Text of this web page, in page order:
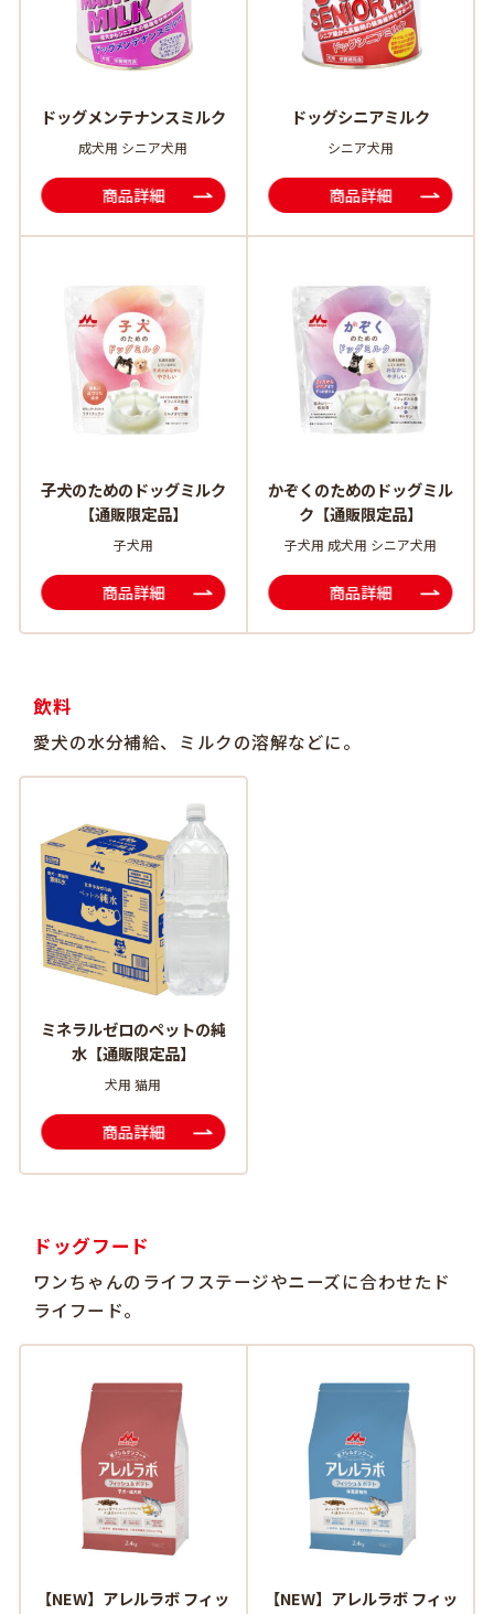
ドッグメンテナンスミルク
成犬用 シニア犬用
商品詳細
ドッグシニアミルク
シニア犬用
商品詳細
子犬のためのドッグミルク
【通販限定品】
子犬用
商品詳細
かぞくのためのドッグミル
ク【通販限定品】
子犬用 成犬用 シニア犬用
商品詳細
飲料
愛犬の水分補給、ミルクの溶解などに。
ミネラルゼロのペットの純
水【通販限定品】
犬用 猫用
商品詳細
ドッグフード
ワンちゃんのライフステージやニーズに合わせたド
ライフード。
【NEW】アレルラボ フィッ
【NEW】アレルラボ フィッ